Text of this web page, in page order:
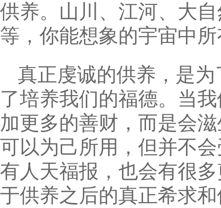
供养。山川、江河、大
等，你能想象的宇宙中
真正虔诚的供养，是
了培养我们的福德。当
加更多的善财，而是会
可以为己所用，但并不
有人天福报，也会有很
于供养之后的真正希求